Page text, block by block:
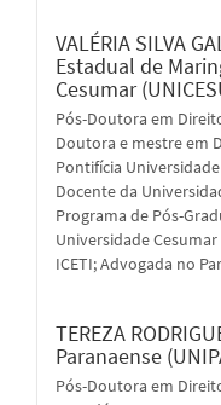
VALÉRIA SILVA
Estadual de
Cesumar
Pós-Doutora em
Doutora e mestre em
Pontifícia Universidade
Docente da
Programa de Pós-
Universidade Cesumar
ICETI; Advogada no
TEREZA
Paranaense
Pós-Doutora em